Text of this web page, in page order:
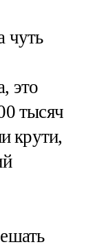
чуть
это
тысяч
крути,